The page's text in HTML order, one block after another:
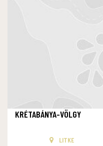
KRÉTABÁNYA-VÖLGY
LITKE